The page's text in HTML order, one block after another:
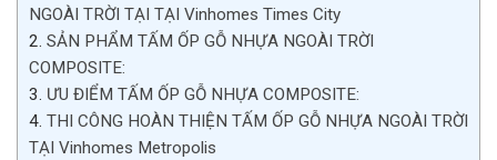
NGOÀI TRỜI TẠI TẠI Vinhomes Times City
SẢN PHẨM TẤM ỐP GỖ NHỰA NGOÀI TRỜI
COMPOSITE:
ƯU ĐIỂM TẤM ỐP GỖ NHỰA COMPOSITE:
THI CÔNG HOÀN THIỆN TẤM ỐP GỖ NHỰA NGOÀI TRỜI
TẠI Vinhomes Metropolis